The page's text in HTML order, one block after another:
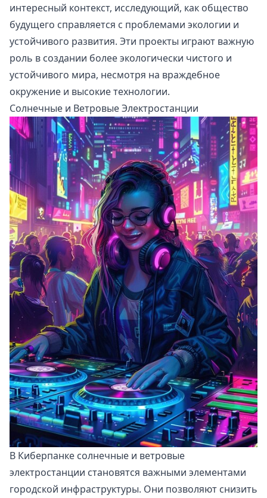
интересный контекст, исследующий, как общество
будущего справляется с проблемами экологии и
устойчивого развития. Эти проекты играют важную
роль в создании более экологически чистого и
устойчивого мира, несмотря на враждебное
окружение и высокие технологии.
Солнечные и Ветровые Электростанции
В Киберпанке солнечные и ветровые
электростанции становятся важными элементами
городской инфраструктуры. Они позволяют снизить